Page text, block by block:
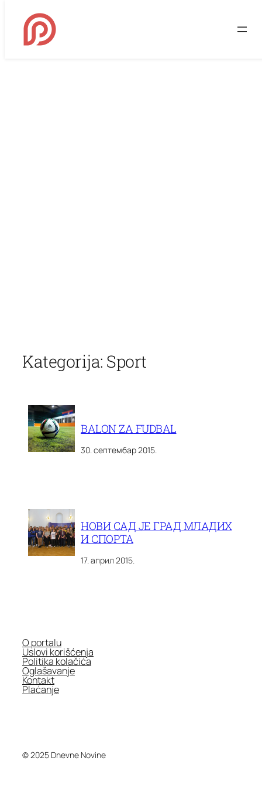
садржај
Kategorija: Sport
BALON ZA FUDBAL
30. септембар 2015.
НОВИ САД ЈЕ ГРАД МЛАДИХ
И СПОРТА
17. април 2015.
O portalu
Uslovi korišćenja
Politika kolačića
Oglašavanje
Kontakt
Plaćanje
© 2025 Dnevne Novine